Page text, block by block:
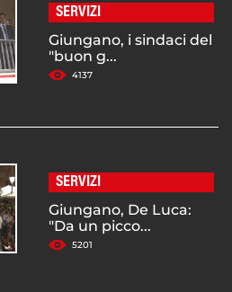
SERVIZI
Giungano, i sindaci del
"buon g...
4137
SERVIZI
Giungano, De Luca:
"Da un picco...
5201